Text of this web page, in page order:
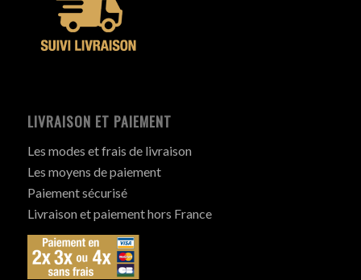
LIVRAISON ET PAIEMENT
Les modes et frais de livraison
Les moyens de paiement
Paiement sécurisé
Livraison et paiement hors France